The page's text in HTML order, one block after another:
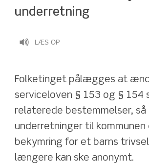
underretning
LÆS OP
Folketinget pålægges at
serviceloven § 153 og § 154
relaterede bestemmelser, så
underretninger til kommunen
bekymring for et barns
længere kan ske anonymt.